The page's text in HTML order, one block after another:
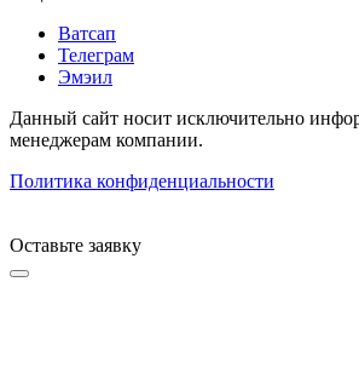
Ватсап
Телеграм
Эмэил
Данный сайт носит исключительно
менеджерам компании.
Политика конфиденциальности
Оставьте заявку